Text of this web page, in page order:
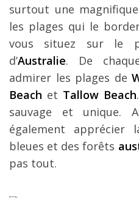
surtout une
les plages qui le
vous situez sur le
d’Australie. De
admirer les plages de
Beach et Tallow Beach
sauvage et unique.
également apprécier
bleues et des forêts
pas tout.